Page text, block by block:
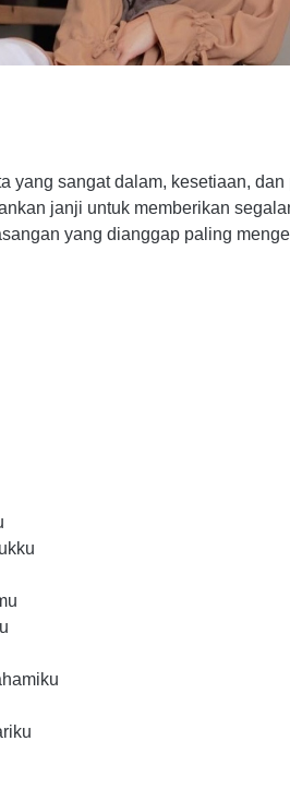
yang sangat dalam, kesetiaan,
janji untuk memberikan
yang dianggap paling